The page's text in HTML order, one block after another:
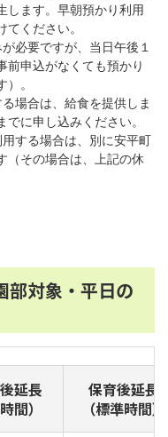
します。早朝預かり利用
ください。
必要ですが、当日午後１
前申込がなくても預かり
。
場合は、給食を提供しま
に申し込みください。
する場合は、別に安平町
（その場合は、上記の休
部対象・平日の
延長
間）
保育後延長
（標準時間）